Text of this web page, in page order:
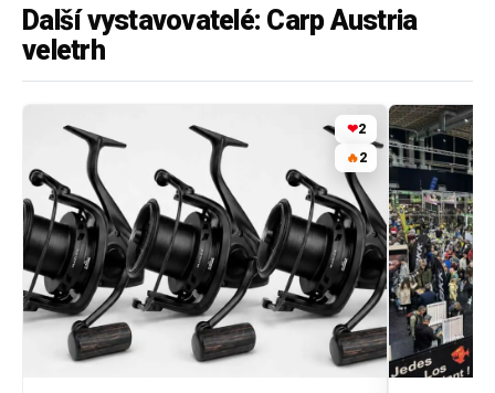
Další vystavovatelé: Carp Austria
veletrh
❤2
🔥2